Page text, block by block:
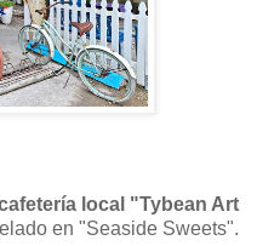
local "Tybean Art
en "Seaside Sweets".